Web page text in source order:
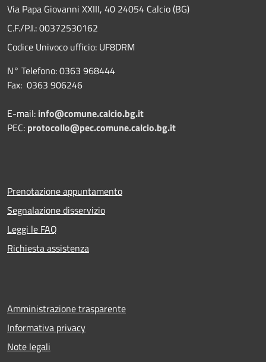
Via Papa Giovanni XXIII, 40 24054 Calcio (BG)
C.F./P.I.: 00372530162
Codice Univoco ufficio: UF8DRM
N° Telefono: 0363 968444
Fax: 0363 906246
E-mail: info@comune.calcio.bg.it
PEC: protocollo@pec.comune.calcio.bg.it
Prenotazione appuntamento
Segnalazione disservizio
Leggi le FAQ
Richiesta assistenza
Amministrazione trasparente
Informativa privacy
Note legali